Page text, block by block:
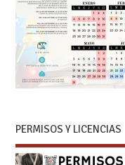
PERMISOS Y LICENCIAS